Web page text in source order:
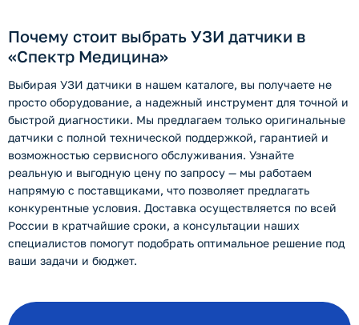
Почему стоит выбрать УЗИ датчики в
«Спектр Медицина»
Выбирая УЗИ датчики в нашем каталоге, вы получаете не
просто оборудование, а надежный инструмент для точной и
быстрой диагностики. Мы предлагаем только оригинальные
датчики с полной технической поддержкой, гарантией и
возможностью сервисного обслуживания. Узнайте
реальную и выгодную цену по запросу — мы работаем
напрямую с поставщиками, что позволяет предлагать
конкурентные условия. Доставка осуществляется по всей
России в кратчайшие сроки, а консультации наших
специалистов помогут подобрать оптимальное решение под
ваши задачи и бюджет.